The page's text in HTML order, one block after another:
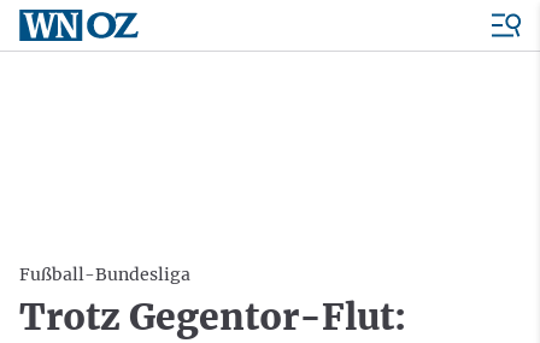
Fußball-Bundesliga
Trotz Gegentor-Flut: